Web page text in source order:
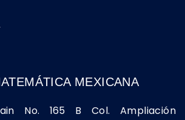
MEXICANA
No. 165 B Col. Ampliación